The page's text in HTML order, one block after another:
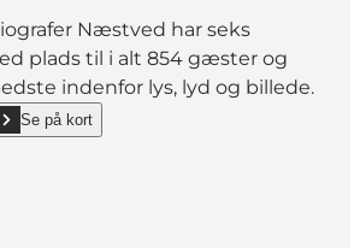
Næstved har seks
plads til i alt 854 gæster og
indenfor lys, lyd og billede.
Film Biografer Næstved"
Se på kort
show Nordisk Film Biografer Næstved on_map